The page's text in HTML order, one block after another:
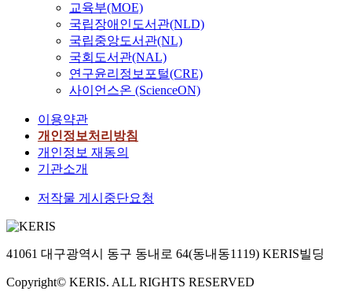
교육부(MOE)
국립장애인도서관(NLD)
국립중앙도서관(NL)
국회도서관(NAL)
연구윤리정보포털(CRE)
사이언스온 (ScienceON)
이용약관
개인정보처리방침
개인정보 재동의
기관소개
저작물 게시중단요청
41061 대구광역시 동구 동내로 64(동내동1119) KERIS빌딩
Copyright© KERIS. ALL RIGHTS RESERVED